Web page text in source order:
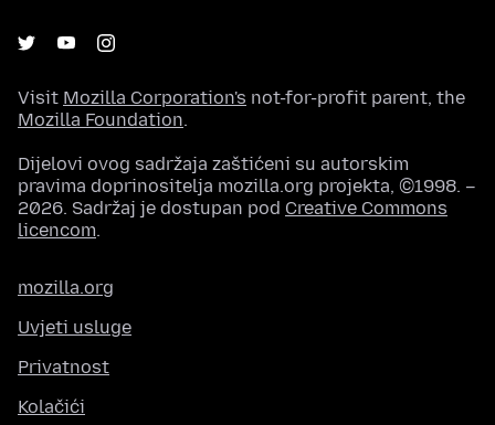
Visit Mozilla Corporation's not-for-profit parent, the
Mozilla Foundation.
Dijelovi ovog sadržaja zaštićeni su autorskim
pravima doprinositelja mozilla.org projekta, ©1998. –
2026. Sadržaj je dostupan pod Creative Commons
licencom.
mozilla.org
Uvjeti usluge
Privatnost
Kolačići